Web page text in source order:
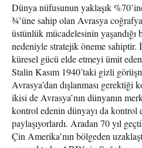
Dünya nüfusunun yaklaşık
¾’üne sahip olan Avrasya
üstünlük mücadelesinin yaşandığı
nedeniyle stratejik öneme
küresel gücü elde etmeyi ümit
Stalin Kasım 1940’taki gizli
Avrasya’dan dışlanması gerektiği
ikisi de Avrasya’nın dünyanın
kontrol edenin dünyayı da kontrol
paylaşıyorlardı. Aradan 70 yıl
Çin Amerika’nın bölgeden